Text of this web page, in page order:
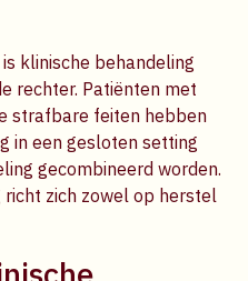
klinische behandeling
rechter. Patiënten met
strafbare feiten hebben
in een gesloten setting
gecombineerd worden.
richt zich zowel op herstel